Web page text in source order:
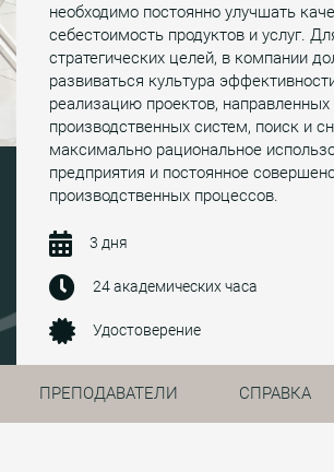
необходимо постоянно улучшать
себестоимость продуктов и услуг.
стратегических целей, в компании
развиваться культура
реализацию проектов, направленных
производственных систем, поиск и
максимально рациональное
предприятия и постоянное
производственных процессов.
3 дня
24 академических часа
Удостоверение
ПРЕПОДАВАТЕЛИ СПРАВКА